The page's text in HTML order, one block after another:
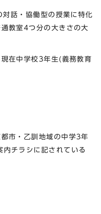
話・協働型の授業に特化
教室4つ分の大きさの大
在中学校3年生(義務教育
市・乙訓地域の中学3年
チラシに記されている